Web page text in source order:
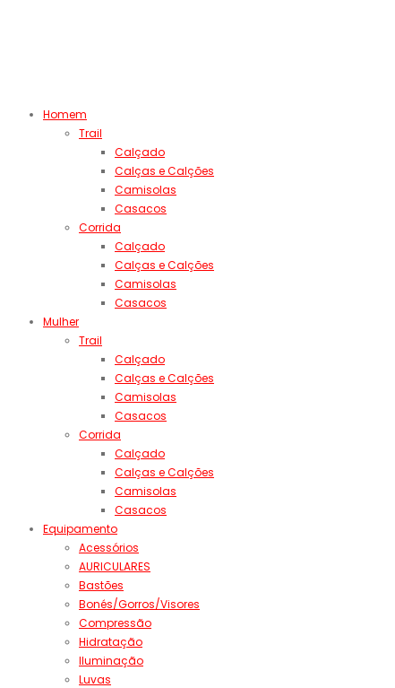
Homem
Trail
Calçado
Calças e Calções
Camisolas
Casacos
Corrida
Calçado
Calças e Calções
Camisolas
Casacos
Mulher
Trail
Calçado
Calças e Calções
Camisolas
Casacos
Corrida
Calçado
Calças e Calções
Camisolas
Casacos
Equipamento
Acessórios
AURICULARES
Bastões
Bonés/Gorros/Visores
Compressão
Hidratação
Iluminação
Luvas